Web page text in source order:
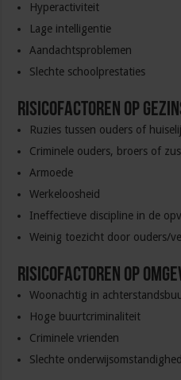
Hyperactiviteit
Lage intelligentie
Aandachtsproblemen
Slechte schoolprestaties
Risicofactoren op
Ruzies tussen ouders of
Criminele ouders, broers of
Armoede
Werkeloosheid
Ineffectieve discipline in de
Weinig toezicht door ouders/
Risicofactoren op
Woonachtig in
Hoge buurtcriminaliteit
Criminele vrienden
Slechte